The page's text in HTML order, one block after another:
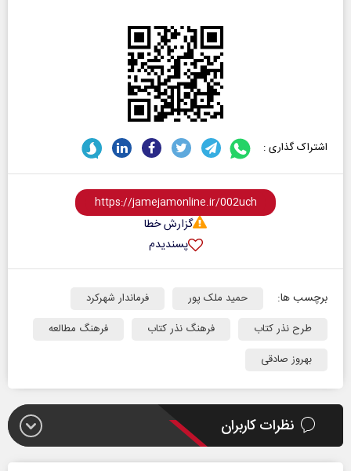
اشتراک گذاری :
گزارش خطا
پسندیدم
برچسب ها: حمید ملک پور
فرماندار شهرکرد
طرح نذر کتاب
فرهنگ نذر کتاب
فرهنگ مطالعه
بهروز صادقی
نظرات کاربران